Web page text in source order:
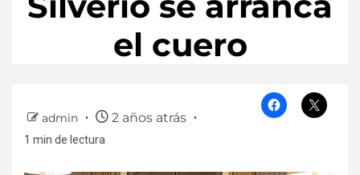
el cuero
admin 2 años atrás
1 min de lectura